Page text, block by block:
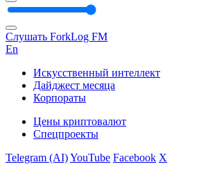
Слушать ForkLog FM
En
Искусственный интеллект
Дайджест месяца
Корпораты
Цены криптовалют
Спецпроекты
Telegram (AI)YouTube Facebook X